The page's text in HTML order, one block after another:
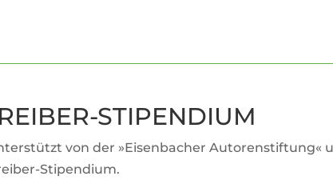
STIPENDIUM
von der »Eisen­ba­cher Autoren­stif­tung«
Stipendium.